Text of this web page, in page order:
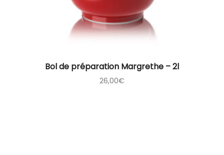
Bol de préparation Margrethe – 2l
26,00€